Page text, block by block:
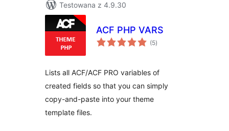
Testowana z 4.9.30
ACF PHP VARS
(5wszystkich
ocen
)
Lists all ACF/ACF PRO variables of
created fields so that you can simply
copy-and-paste into your theme
template files.